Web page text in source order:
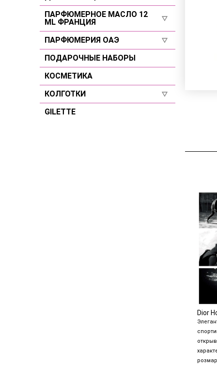
Для женщин
Для мужчин
Для женщин
Для мужчин
Селективы
ПАРФЮМЕРНОЕ МАСЛО 12
ML ФРАНЦИЯ
Для женщин
Для мужчин
Селективы
ПАРФЮМЕРИЯ ОАЭ
Для женщин
Для мужчин
Селективы
ПОДАРОЧНЫЕ НАБОРЫ
КОСМЕТИКА
КОЛГОТКИ
Размер 2
GILETTE
Dior